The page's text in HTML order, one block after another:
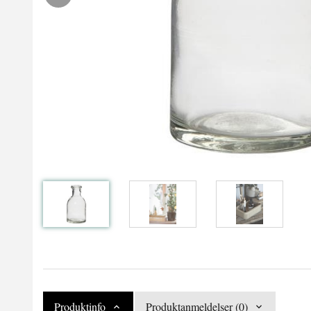
Produktinfo Produktanmeldelser (0)